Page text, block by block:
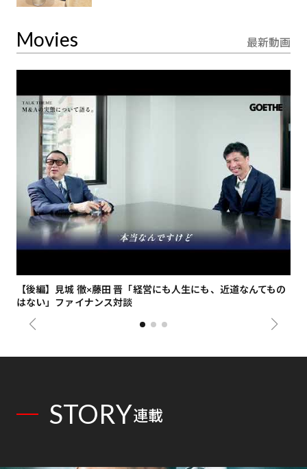
Movies 最新動画
【後編】見城 徹×藤田 晋「経営にも人生にも、近道なんてもの
はない」ファイナンス対談
STORY連載